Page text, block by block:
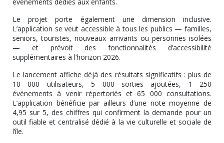
Le projet porte également une dimension inclusive.
L’application se veut accessible à tous les publics — familles,
seniors, touristes, nouveaux arrivants ou personnes isolées
— et prévoit des fonctionnalités d’accessibilité
supplémentaires à l’horizon 2026.
Le lancement affiche déjà des résultats significatifs : plus de
10 000 utilisateurs, 5 000 sorties ajoutées, 1 250
événements à venir répertoriés et 65 000 consultations.
L’application bénéficie par ailleurs d’une note moyenne de
4,95 sur 5, des chiffres qui confirment la demande pour un
outil fiable et centralisé dédié à la vie culturelle et sociale de
l’île.